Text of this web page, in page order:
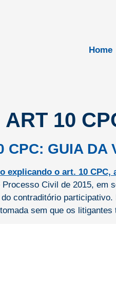
Home
ART 10
CPC: GUIA DA
Processo Civil de 2015, em
contraditório
sem que os